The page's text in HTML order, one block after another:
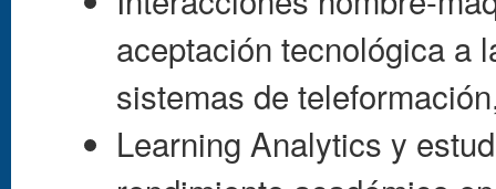
aceptación tecnológica a
sistemas de
Learning Analytics y